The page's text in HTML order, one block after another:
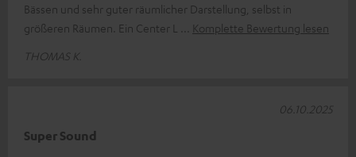
Bässen und sehr guter räumlicher Darstellung, selbst in
größeren Räumen. Ein Center L
Komplette Bewertung lesen
THOMAS K.
Super Sound
06.10.2025